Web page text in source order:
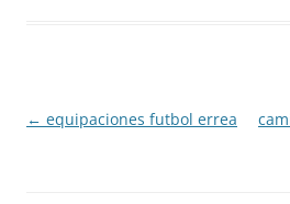
Navegación
← equipaciones futbol errea